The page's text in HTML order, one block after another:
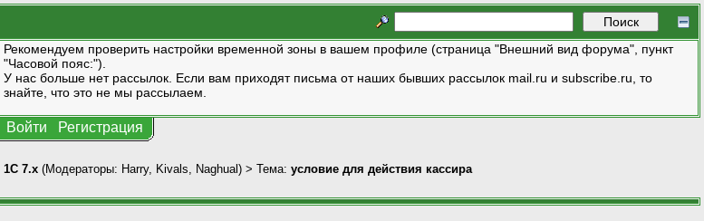
Рекомендуем проверить настройки временной зоны в вашем профиле (страница "Внешний вид форума", пункт
"Часовой пояс:").
У нас больше нет рассылок. Если вам приходят письма от наших бывших рассылок mail.ru и subscribe.ru, то
знайте, что это не мы рассылаем.
Войти Регистрация
1С 7.x (Модераторы: Harry, Kivals Naghual) > Тема: условие для действия кассира